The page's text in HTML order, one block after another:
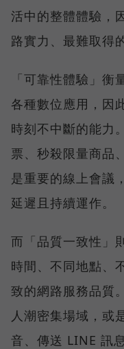
活中的整體體驗，
路實力、最難取得
「可靠性體驗」
各種數位應用，因
時刻不中斷的能力
票、秒殺限量商品
是重要的線上會議
延遲且持續運作。
而「品質一致性」
時間、不同地點、
致的網路服務品質
人潮密集場域，或
音、傳送 LINE 訊